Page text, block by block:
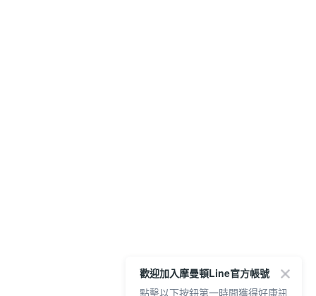
歡迎加入摩曼頓Line官方帳號
點擊以下按鈕第一時間獲得好康訊